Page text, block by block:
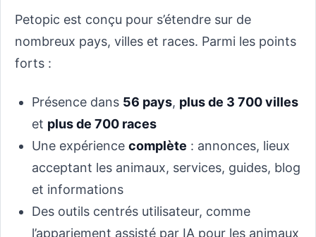
Petopic est conçu pour s’étendre sur de
nombreux pays, villes et races. Parmi les points
forts :
Présence dans 56 pays, plus de 3 700 villes
et plus de 700 races
Une expérience complète : annonces, lieux
acceptant les animaux, services, guides, blog
et informations
Des outils centrés utilisateur, comme
l’appariement assisté par IA pour les animaux